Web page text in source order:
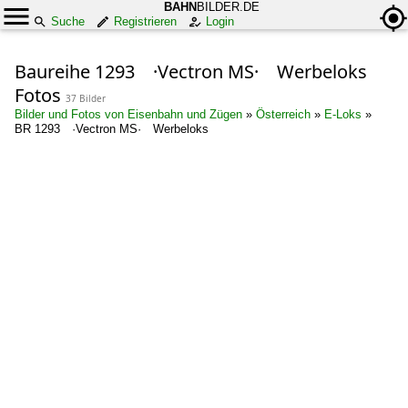
BAHN BILDER.DE
Suche
Registrieren Login
Baureihe 1293 ·Vectron MS· Werbeloks
Fotos 37 Bilder
Bilder und Fotos von Eisenbahn und Zügen » Österreich » E-Loks »
BR 1293 ·Vectron MS· Werbeloks